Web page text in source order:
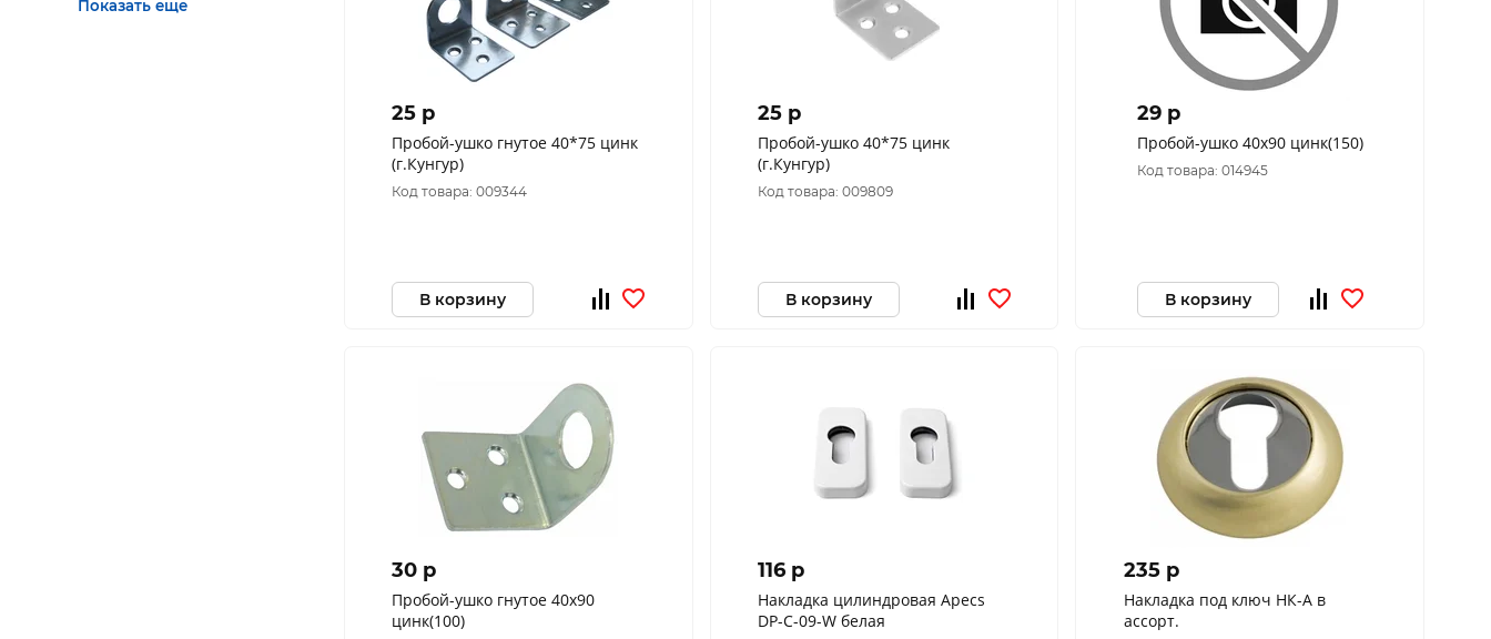
Показать еще
25 p
Пробой-ушко гнутое 40*75 цинк
(г.Кунгур)
Код товара: 009344
В корзину
25 p
Пробой-ушко 40*75 цинк
(г.Кунгур)
Код товара: 009809
В корзину
29 p
Пробой-ушко 40х90 цинк(150)
Код товара: 014945
В корзину
30 p
Пробой-ушко гнутое 40х90
цинк(100)
116 p
Накладка цилиндровая Apecs
DP-C-09-W белая
235 p
Накладка под ключ НК-А в
ассорт.